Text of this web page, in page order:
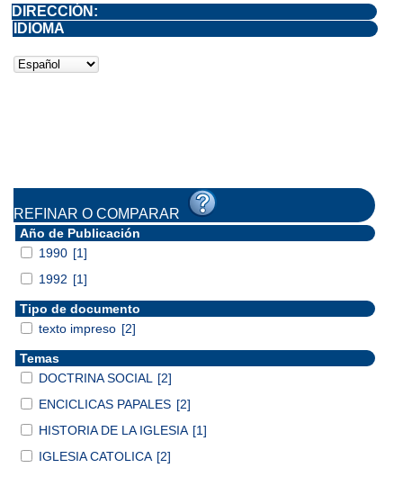
DIRECCIÓN:
IDIOMA
REFINAR O COMPARAR
Año de Publicación
1990 [1]
1992 [1]
Tipo de documento
texto impreso [2]
Temas
DOCTRINA SOCIAL
[2]
ENCICLICAS PAPALES [2]
HISTORIA DE LA IGLESIA [1]
IGLESIA CATOLICA [2]